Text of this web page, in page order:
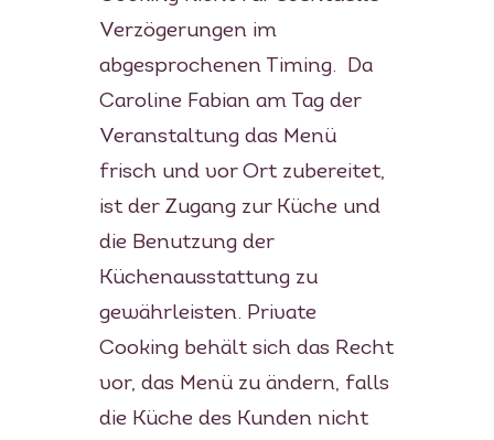
Verzögerungen im
abgesprochenen Timing. Da
Caroline Fabian am Tag der
Veranstaltung das Menü
frisch und vor Ort zubereitet,
ist der Zugang zur Küche und
die Benutzung der
Küchenausstattung zu
gewährleisten. Private
Cooking behält sich das Recht
vor, das Menü zu ändern, falls
die Küche des Kunden nicht